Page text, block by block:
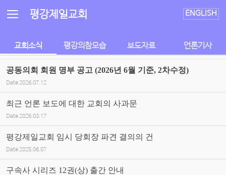
평강제일교회 ENGLISH
교회소식 평강의참모습 보도자료 언론기사
공동의회 회원 명부 공고 (2026년 6월 기준, 2차수정)
Date 2026.07.12
최근 언론 보도에 대한 교회의 사과문
Date 2026.03.17
평강제일교회 임시 당회장 파견 결의의 건
Date 2025.06.07
구속사 시리즈 12권(상) 출간 안내